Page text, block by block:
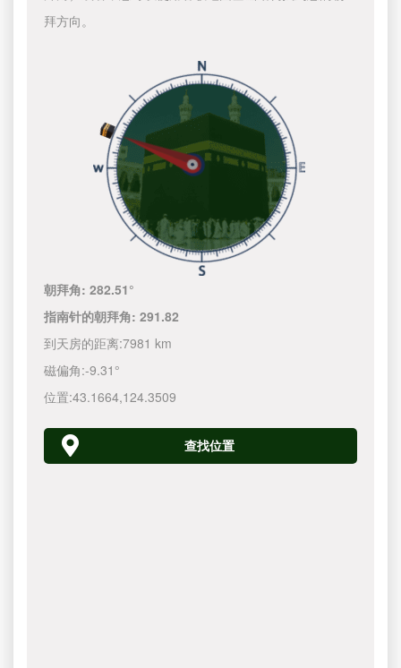
拜方向。
朝拜角:282.51°
指南针的朝拜角:291.82
到天房的距离:7981 km
磁偏角:-9.31°
位置:43.1664,124.3510
查找位置